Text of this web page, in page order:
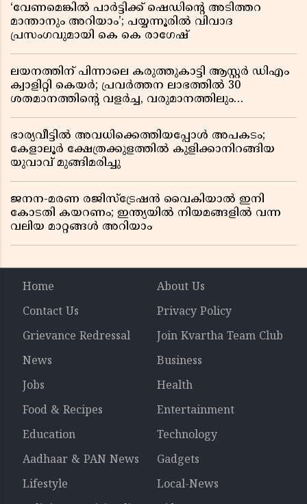
‘വേണമെങ്കിൽ പാർട്ടിക്ക് ഷെഡിൻ്റെ അടിത്തറ
മാന്താനും അറിയാം’; പയ്യന്നൂരിൽ വിവാദ
പ്രസംഗവുമായി കെ കെ രാഗേഷ്
ലയനത്തിന് പിന്നാലെ കരുത്തുകാട്ടി ആസ്റ്റർ ഡിഎം
ക്വാളിറ്റി കെയർ; പ്രവർത്തന ലാഭത്തിൽ 30
ശതമാനത്തിൻ്റെ വളർച്ച, വരുമാനത്തിലും
റിപ്പോർട്ട് പുറത്ത്
ഭാര്യവീട്ടിൽ അവധിക്കെത്തിയപ്പോൾ അപകടം;
കേളാലൂർ ക്ഷേത്രക്കുളത്തിൽ കുളിക്കാനിറങ്ങിയ
യുവാവ് മുങ്ങിമരിച്ചു
ജനന-മരണ രജിസ്ട്രേഷൻ വൈകിയാൽ ഇനി
കോടതി കയറണം; ഇന്ത്യയിൽ നിയമങ്ങളിൽ വന്ന
വലിയ മാറ്റങ്ങൾ അറിയാം
Home
About Us
Contact Us
Privacy Policy
Grievance Redressal
Join Kvartha Team Club
News
Business
Jobs
Health
Food & Recipes
Entertainment
Education
Technology
Aadhaar & PAN News
Gadgets
Lifestyle
Local-News